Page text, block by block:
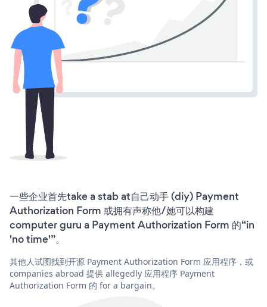
一些企业首先take a stab at自己动手 (diy) Payment
Authorization Form 或拥有声称他/她可以构建
computer guru a Payment Authorization Form 的“in
'no time'”。
其他人试图找到开源 Payment Authorization Form 应用程序，或
companies abroad 提供 allegedly 应用程序 Payment
Authorization Form 的 for a bargain。